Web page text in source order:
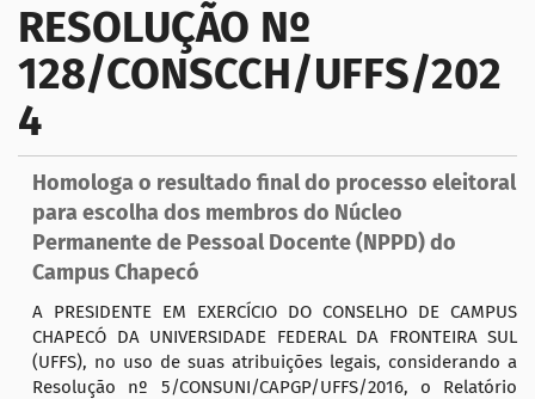
g
a
ç
ã
o
RESOLUÇÃO Nº
128/CONSCCH/UFFS/202
4
Homologa o resultado final do processo eleitoral
para escolha dos membros do Núcleo
Permanente de Pessoal Docente (NPPD) do
Campus Chapecó
A PRESIDENTE EM EXERCÍCIO DO CONSELHO DE CAMPUS
CHAPECÓ DA UNIVERSIDADE FEDERAL DA FRONTEIRA SUL
(UFFS), no uso de suas atribuições legais, considerando a
Resolução nº 5/CONSUNI/CAPGP/UFFS/2016, o Relatório